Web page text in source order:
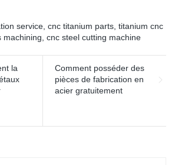
service, cnc titanium parts, titanium cnc
machining, cnc steel cutting machine
la
Comment posséder des
pièces de fabrication en
acier gratuitement